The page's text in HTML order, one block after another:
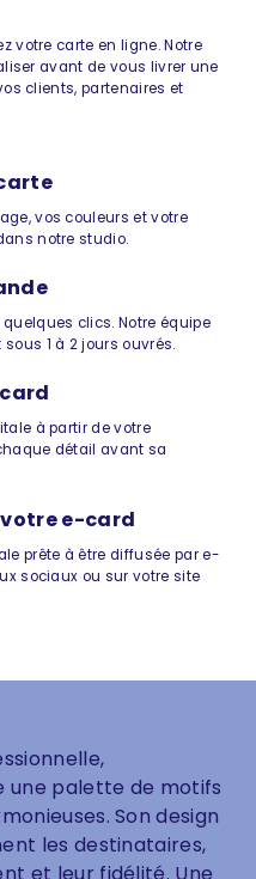
votre carte en ligne. Notre
avant de vous livrer une
clients, partenaires et
vos couleurs et votre
notre studio.
clics. Notre équipe
1 à 2 jours ouvrés.
à partir de votre
détail avant sa
e-card
prête à être diffusée par e-
sociaux ou sur votre site
une palette de motifs
Son design
les destinataires,
et leur fidélité. Une